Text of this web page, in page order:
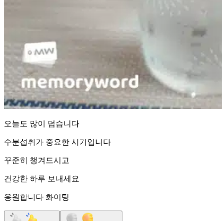
오늘도 많이 덥습니다
수분섭취가 중요한 시기입니다
꾸준히 챙겨드시고
건강한 하루 보내세요
응원합니다 화이팅